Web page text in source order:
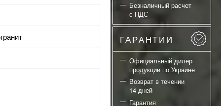
Безналичный расчет
с НДС
ГАРАНТИИ
Официальный дилер
продукции по Украине
Возврат в течении
14 дней
Гарантия